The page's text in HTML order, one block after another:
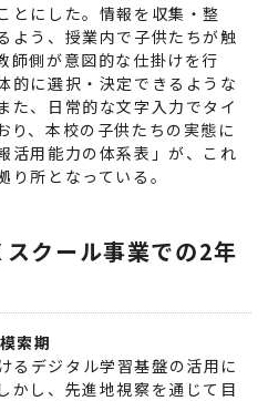
とにした。情報を収集・整
よう、授業内で子供たちが触
師側が意図的な仕掛けを行
的に選択・決定できるような
た、日常的な文字入力でタイ
り、本校の子供たちの実態に
活用能力の体系表」が、これ
所となっている。
スクール事業での2年
索期
るデジタル学習基盤の活用に
かし、先進地視察を通じて目